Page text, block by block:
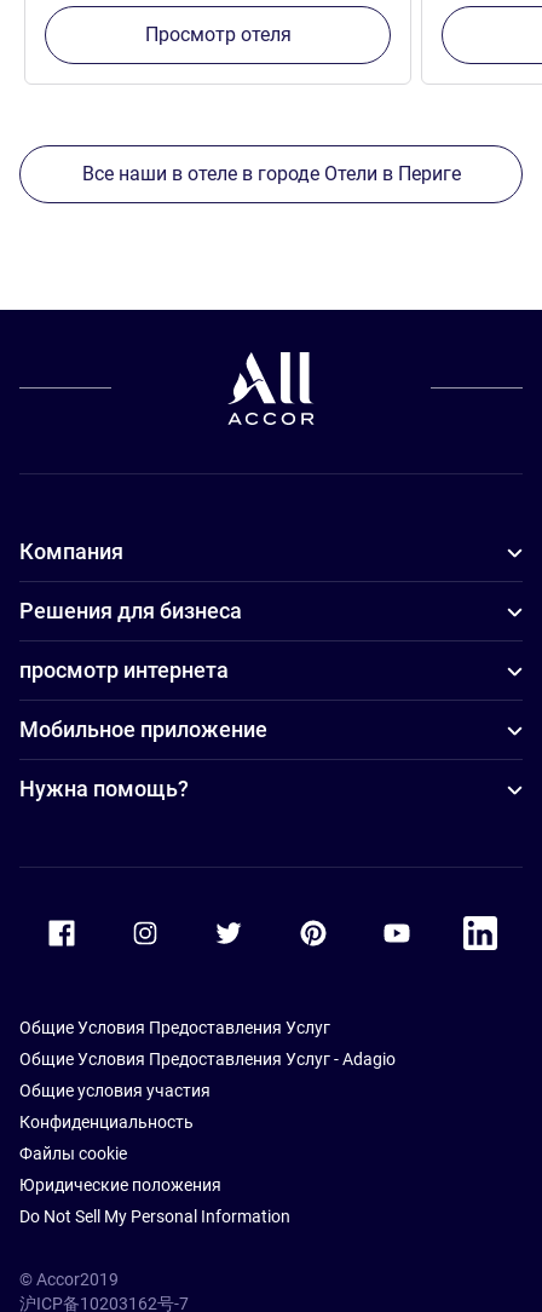
Просмотр отеля
Все наши в отеле в городе Отели в Периге
Компания
Решения для бизнеса
просмотр интернета
Мобильное приложение
Нужна помощь?
Accor Facebook Accor TwitterAccor PinterestAccor Youtube
Accor
Общие Условия Предоставления Услуг
Общие Условия Предоставления Услуг - Adagio
Общие условия участия
Конфиденциальность
Файлы cookie
Юридические положения
Do Not Sell My Personal Information
© Accor2019
沪ICP备10203162号-7